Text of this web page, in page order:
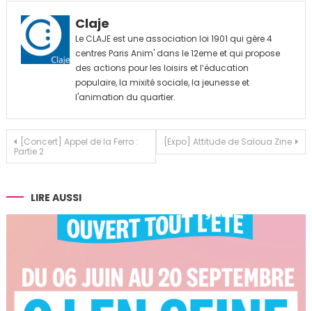
Claje
Le CLAJE est une association loi 1901 qui gère 4
centres Paris Anim' dans le 12eme et qui propose
des actions pour les loisirs et l’éducation
populaire, la mixité sociale, la jeunesse et
l'animation du quartier.
Navigation
de
l’article
[Concert] Appel de la Ferro :
Partie 2
[Expo] Attitude de Saloua Zine
LIRE AUSSI